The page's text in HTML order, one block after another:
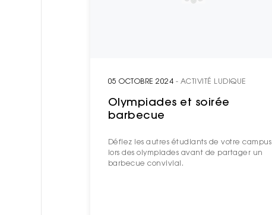
05 OCTOBRE 2024 - ACTIVITÉ LUDIQUE
Olympiades et soirée
barbecue
Défiez les autres étudiants de votre campus
lors des olympiades avant de partager un
barbecue convivial.